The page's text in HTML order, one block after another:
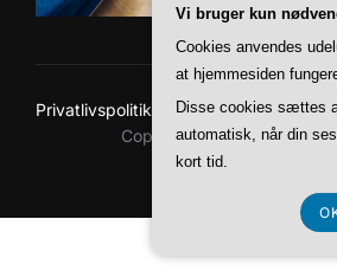
Privatlivspolitik
Copyright © 2026
Inspiro Theme
CVR 37 40 77
Vi bruger kun
Cookies anvendes
at hjemmesiden
Disse cookies sættes
automatisk, når din
kort tid.